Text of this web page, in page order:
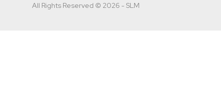
All Rights Reserved © 2026 - SLM